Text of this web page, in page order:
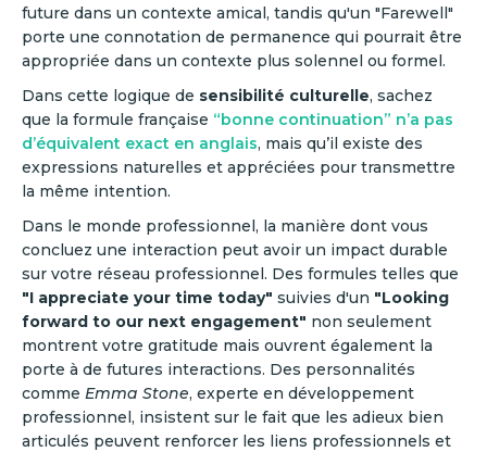
future dans un contexte amical, tandis qu'un "Farewell"
porte une connotation de permanence qui pourrait être
appropriée dans un contexte plus solennel ou formel.
Dans cette logique de sensibilité culturelle, sachez
que la formule française “bonne continuation” n’a pas
d’équivalent exact en anglais, mais qu’il existe des
expressions naturelles et appréciées pour transmettre
la même intention.
Dans le monde professionnel, la manière dont vous
concluez une interaction peut avoir un impact durable
sur votre réseau professionnel. Des formules telles que
"I appreciate your time today" suivies d'un "Looking
forward to our next engagement" non seulement
montrent votre gratitude mais ouvrent également la
porte à de futures interactions. Des personnalités
comme Emma Stone, experte en développement
professionnel, insistent sur le fait que les adieux bien
articulés peuvent renforcer les liens professionnels et